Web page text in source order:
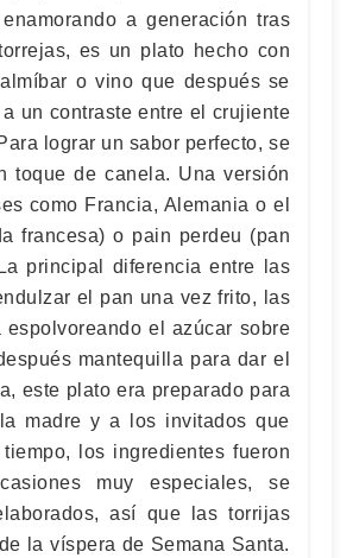
a generación tras
es un plato hecho con
o vino que después se
un contraste entre el crujiente
lograr un sabor perfecto, se
toque de canela. Una versión
como Francia, Alemania o el
francesa) o pain perdeu (pan
principal diferencia entre las
el pan una vez frito, las
el azúcar sobre
mantequilla para dar el
este plato era preparado para
madre y a los invitados que
los ingredientes fueron
muy especiales, se
así que las torrijas
la víspera de Semana Santa.